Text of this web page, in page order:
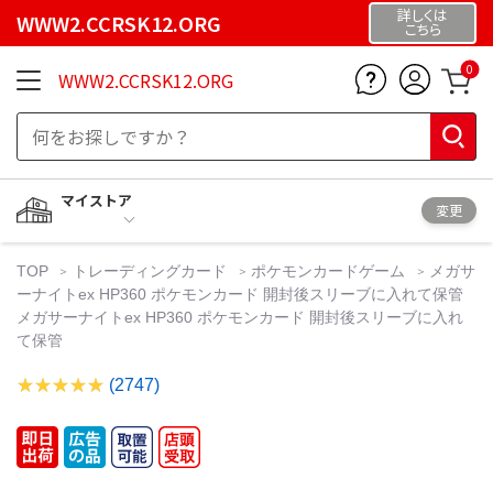
WWW2.CCRSK12.ORG 詳しくは
こちら
WWW2.CCRSK12.ORG 0
マイストア
変更
TOP トレーディングカード ポケモンカードゲーム
メガサ
ーナイトex HP360 ポケモンカード 開封後スリーブに入れて保管
メガサーナイトex HP360 ポケモンカード 開封後スリーブに入れ
て保管
(2747)